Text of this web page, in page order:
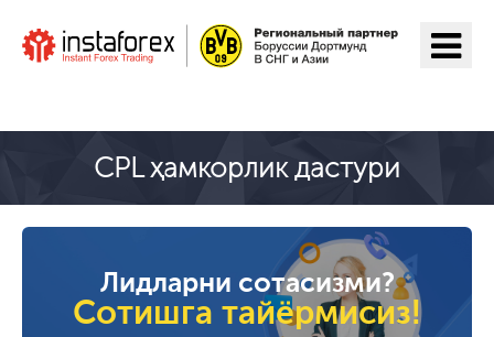
CPL ҳамкорлик дастури
Лидларни сотасизми?
Сотишга тайёрмисиз!